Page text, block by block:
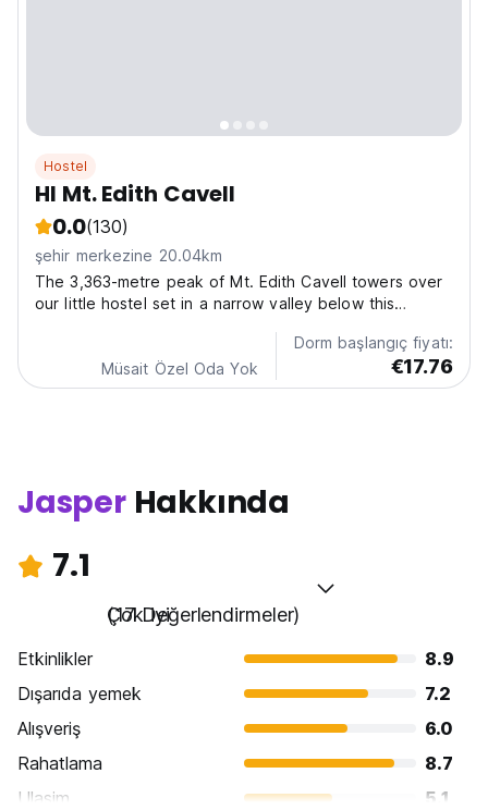
Hostel
HI Mt. Edith Cavell
0.0(130)
şehir merkezine 20.04km
The 3,363-metre peak of Mt. Edith Cavell towers over
our little hostel set in a narrow valley below this
taking views of the Angel Glacier and the Cavell
Meadows, HI-Mount Edith Cavell is the perfect base...
Müsait Özel Oda Yok
Dorm başlangıç fiyatı:
€17.76
JasperHakkında
7.1
Çok iyi
(17 Değerlendirmeler)
Etkinlikler
8.9
Dışarıda yemek
7.2
Alışveriş
6.0
Rahatlama
8.7
Ulasim
5.1